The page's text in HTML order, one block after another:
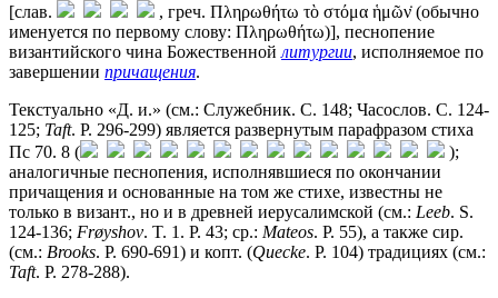
[слав.
, греч. Πληρωθήτω τὸ στόμα ἡμῶν̇ (обычно
именуется по первому слову: Πληρωθήτω)], песнопение
византийского чина Божественной литургии, исполняемое по
завершении причащения.
Текстуально «Д. и.» (см.: Служебник. С. 148; Часослов. С. 124-
125; Taft. P. 296-299) является развернутым парафразом стиха
Пс 70. 8 (
);
аналогичные песнопения, исполнявшиеся по окончании
причащения и основанные на том же стихе, известны не
только в визант., но и в древней иерусалимской (см.: Leeb. S.
124-136; Frøyshov. T. 1. P. 43; ср.: Mateos. P. 55), а также сир.
(см.: Brooks. P. 690-691) и копт. (Quecke. P. 104) традициях (см.:
Taft. P. 278-288).